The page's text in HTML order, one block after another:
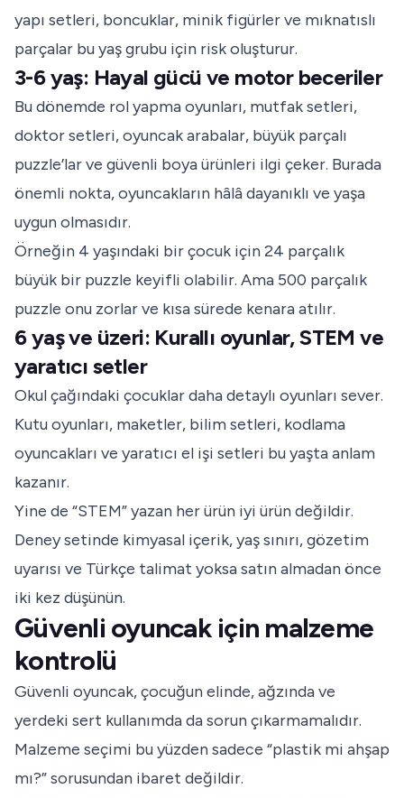
yapı setleri, boncuklar, minik figürler ve mıknatıslı
parçalar bu yaş grubu için risk oluşturur.
3-6 yaş: Hayal gücü ve motor beceriler
Bu dönemde rol yapma oyunları, mutfak setleri,
doktor setleri, oyuncak arabalar, büyük parçalı
puzzle’lar ve güvenli boya ürünleri ilgi çeker. Burada
önemli nokta, oyuncakların hâlâ dayanıklı ve yaşa
uygun olmasıdır.
Örneğin 4 yaşındaki bir çocuk için 24 parçalık
büyük bir puzzle keyifli olabilir. Ama 500 parçalık
puzzle onu zorlar ve kısa sürede kenara atılır.
6 yaş ve üzeri: Kurallı oyunlar, STEM ve
yaratıcı setler
Okul çağındaki çocuklar daha detaylı oyunları sever.
Kutu oyunları, maketler, bilim setleri, kodlama
oyuncakları ve yaratıcı el işi setleri bu yaşta anlam
kazanır.
Yine de “STEM” yazan her ürün iyi ürün değildir.
Deney setinde kimyasal içerik, yaş sınırı, gözetim
uyarısı ve Türkçe talimat yoksa satın almadan önce
iki kez düşünün.
Güvenli oyuncak için malzeme
kontrolü
Güvenli oyuncak, çocuğun elinde, ağzında ve
yerdeki sert kullanımda da sorun çıkarmamalıdır.
Malzeme seçimi bu yüzden sadece “plastik mi ahşap
mı?” sorusundan ibaret değildir.